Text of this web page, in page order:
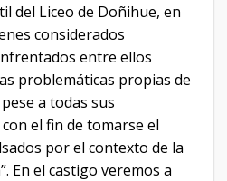
del Liceo de Doñihue, en
considerados
entre ellos
problemáticas propias de
a todas sus
el fin de tomarse el
por el contexto de la
En el castigo veremos a